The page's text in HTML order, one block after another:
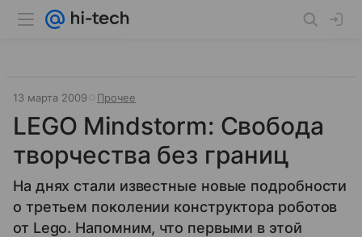
13 марта 2009 Прочее
LEGO Mindstorm: Свобода
творчества без границ
На днях стали известные новые подробности
о третьем поколении конструктора роботов
от Lego. Напомним, что первыми в этой